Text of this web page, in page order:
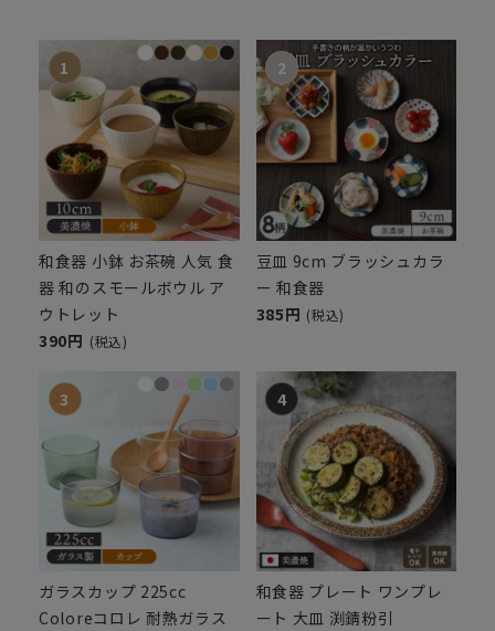
和食器 小鉢 お茶碗 人気 食
器 和のスモールボウル ア
ウトレット
390円 (税込)
豆皿 9cm ブラッシュカラ
ー 和食器
385円 (税込)
ガラスカップ 225cc
Coloreコロレ 耐熱ガラス
和食器 プレート ワンプレ
ート 大皿 渕錆粉引